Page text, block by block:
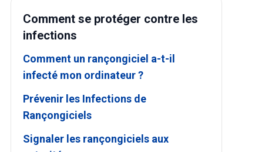
Comment se protéger contre les
infections
Comment un rançongiciel a-t-il
infecté mon ordinateur ?
Prévenir les Infections de
Rançongiciels
Signaler les rançongiciels aux